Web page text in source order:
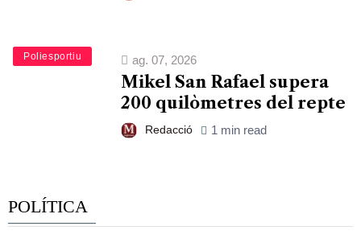
Esports
Poliesportiu ag. 07, 2026
Mikel San Rafael supera
200 quilòmetres del repte
Redacció 1 min read
POLÍTICA